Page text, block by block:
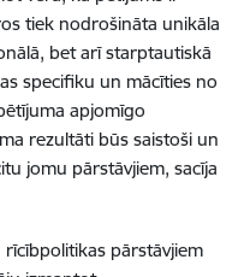
tiek nodrošināta unikāla
bet arī starptautiskā
specifiku un mācīties no
apjomīgo
rezultāti būs saistoši un
jomu pārstāvjiem, sacīja
pārstāvjiem